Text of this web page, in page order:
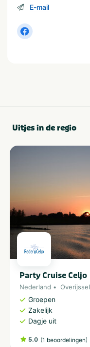
E-mail
Uitjes in de regio
Party Cruise Celjo
Nederland Overijssel
Groepen
Zakelijk
Dagje uit
5.0 (1 beoordelingen)